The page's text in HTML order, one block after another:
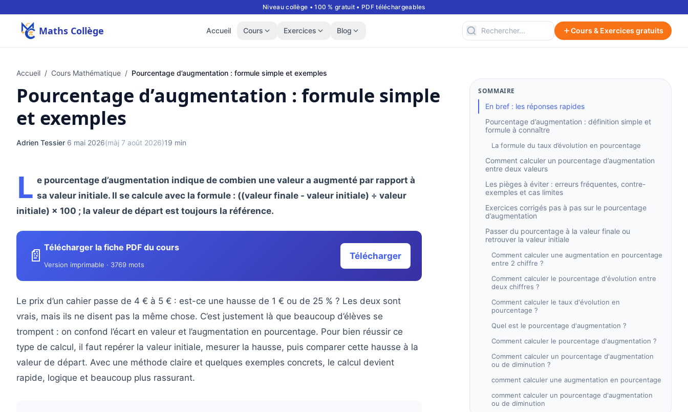
Niveau collège • 100 % gratuit • PDF téléchargeables
Maths Collège Accueil Cours Exercices Blog Cours & Exercices gratuits
Accueil / Cours Mathématique / Pourcentage d’augmentation : formule simple et exemples
Pourcentage d’augmentation : formule simple
et exemples
Adrien Tessier·6 mai 2026(màj 7 août 2026)19 min
L e pourcentage d’augmentation indique de combien une valeur a augmenté par rapport à
sa valeur initiale. Il se calcule avec la formule : ((valeur finale - valeur initiale) ÷ valeur
initiale) × 100 ; la valeur de départ est toujours la référence.
📄 Télécharger la fiche PDF du cours
Version imprimable · 3769 mots
Télécharger
Le prix d’un cahier passe de 4 € à 5 € : est-ce une hausse de 1 € ou de 25 % ? Les deux sont
vrais, mais ils ne disent pas la même chose. C’est justement là que beaucoup d’élèves se
trompent : on confond l’écart en valeur et l’augmentation en pourcentage. Pour bien réussir ce
type de calcul, il faut repérer la valeur initiale, mesurer la hausse, puis comparer cette hausse à la
valeur de départ. Avec une méthode claire et quelques exemples concrets, le calcul devient
rapide, logique et beaucoup plus rassurant.
SOMMAIRE
En bref : les réponses rapides
Pourcentage d’augmentation : définition simple et
formule à connaître
La formule du taux d’évolution en pourcentage
Comment calculer un pourcentage d’augmentation
entre deux valeurs
Les pièges à éviter : erreurs fréquentes, contre-
exemples et cas limites
Exercices corrigés pas à pas sur le pourcentage
d’augmentation
Passer du pourcentage à la valeur finale ou
retrouver la valeur initiale
Comment calculer une augmentation en pourcentage
entre 2 chiffre ?
Comment calculer le pourcentage d'évolution entre
deux chiffres ?
Comment calculer le taux d'évolution en
pourcentage ?
Quel est le pourcentage d'augmentation ?
Comment calculer le pourcentage d'augmentation ?
Comment calculer un pourcentage d'augmentation
ou de diminution ?
comment calculer une augmentation en pourcentage
comment calculer un pourcentage d'augmentation
ou de diminution